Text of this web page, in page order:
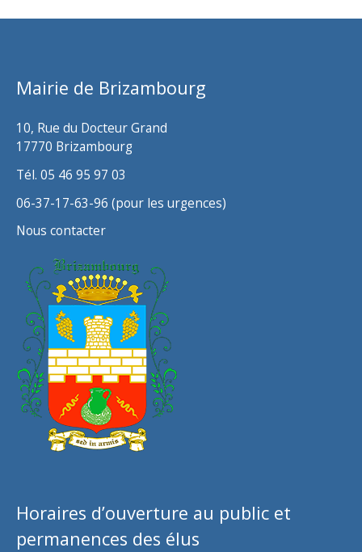
Mairie de Brizambourg
10, Rue du Docteur Grand
17770 Brizambourg
Tél. 05 46 95 97 03
06-37-17-63-96 (pour les urgences)
Nous contacter
Horaires d’ouverture au public et
permanences des élus